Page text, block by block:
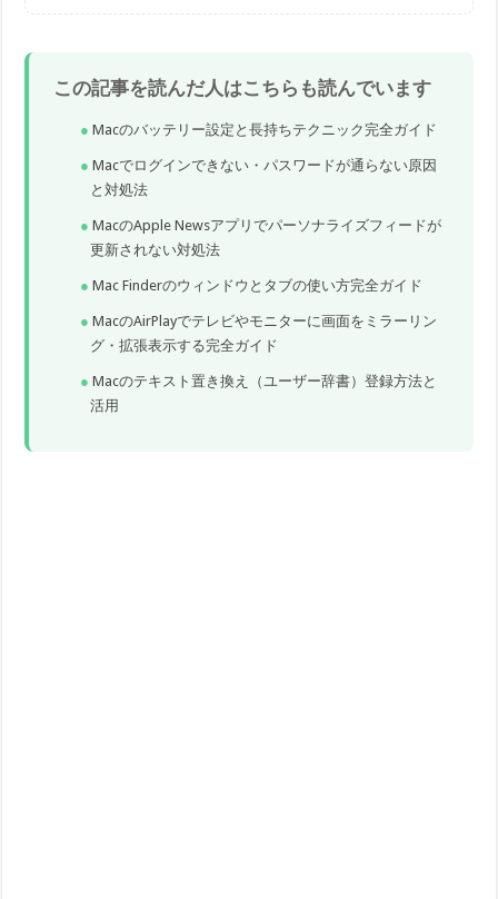
この記事を読んだ人はこちらも読んでいます
Macのバッテリー設定と長持ちテクニック完全ガイド
Macでログインできない・パスワードが通らない原因
と対処法
MacのApple Newsアプリでパーソナライズフィードが
更新されない対処法
Mac Finderのウィンドウとタブの使い方完全ガイド
MacのAirPlayでテレビやモニターに画面をミラーリン
グ・拡張表示する完全ガイド
Macのテキスト置き換え（ユーザー辞書）登録方法と
活用